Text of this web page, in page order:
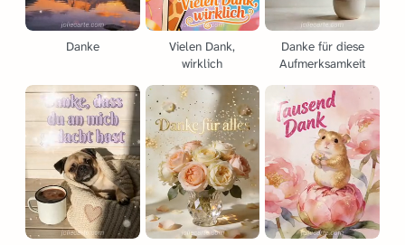
Danke
Vielen Dank,
wirklich
Danke für diese
Aufmerksamkeit